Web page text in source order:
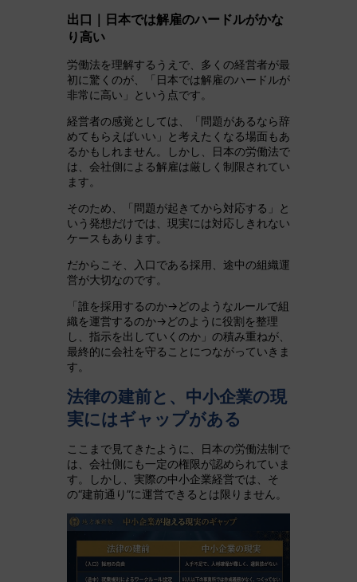
出口｜日本では解雇のハードルがかな
り高い
労働法を理解するうえで、多くの経営者が最
初に驚くのが、「日本では解雇のハードルが
非常に高い」という点です。
経営者の感覚としては、「問題があるなら辞
めてもらえばいい」と考えたくなる場面もあ
るかもしれません。しかし、日本の労働法で
は、会社側による解雇は厳しく制限されてい
ます。
そのため、「問題が起きてから対応する」と
いう発想だけでは、現実には対応しきれない
ケースもあります。
だからこそ、入口である採用、途中の組織運
営が大切なのです。
「誰を採用するのか→どのようなルールで組
織を運営するのか→どのように役割を整理
し、指示を出していくのか」の積み重ねが、
最終的に会社を守ることにつながっていきま
す。
法律の建前と、中小企業の現
実にはギャップがある
ここまで見てきたように、日本の労働法制で
は、会社側にも一定の権限が認められていま
す。しかし、実際の中小企業経営では、そ
の“建前通り”に運営できるとは限りません。